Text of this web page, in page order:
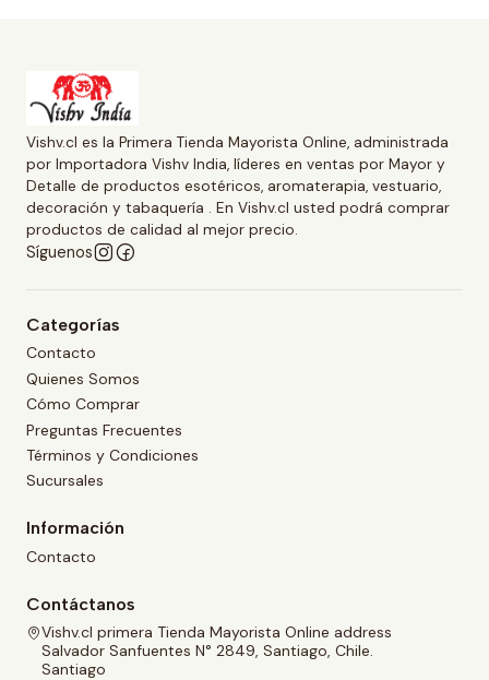
Vishv.cl es la Primera Tienda Mayorista Online, administrada
por Importadora Vishv India, líderes en ventas por Mayor y
Detalle de productos esotéricos, aromaterapia, vestuario,
decoración y tabaquería . En Vishv.cl usted podrá comprar
productos de calidad al mejor precio.
Síguenos
Categorías
Contacto
Quienes Somos
Cómo Comprar
Preguntas Frecuentes
Términos y Condiciones
Sucursales
Información
Contacto
Contáctanos
Vishv.cl primera Tienda Mayorista Online address
Salvador Sanfuentes N° 2849, Santiago, Chile.
Santiago